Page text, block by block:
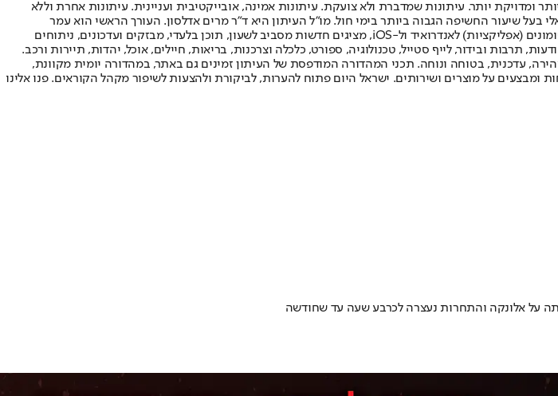
ומדויקת יותר. עיתונות שמדברת ולא צועקת. עיתונות אמינה, אובייקטיבית ועניינית. עיתונות אחרת וללא
2007, וב-2010 הפך "ישראל היום" לעיתון הישראלי בעל שיעור החשיפה הגבוה ביותר בימי חול. מו"ל העיתון היא ד"ר מרים אדלסון. העורך הראשי הוא עמר
לחמנוביץ, והעורך המייסד הוא עמוס רגב. אתרי האינטרנט של "ישראל היום" בעברית ובאנגלית, כמו כן היישומונים (אפליקציות) לאנדרואיד ול-iOS, מציגים חדשות מסביב לשעון, תוכן בלעדי, מבזקים ועדכונים, ניתוחים
תרבות ובידור, לייף סטייל, טכנולוגיה, ספורט, כלכלה וצרכנות, בריאות, חיילים, אוכל, יהדות, תיירות ורכב.
מהירה, עדכנית, בטוחה ונוחה. תכני המהדורה המודפסת של העיתון זמינים גם באתר, במהדורה יומית מקוונת,
על מוצרים ושירותים. ישראל היום פתוח להערות, לביקורת ולהצעות לשיפור מקהל הקוראים. פנו אלינו